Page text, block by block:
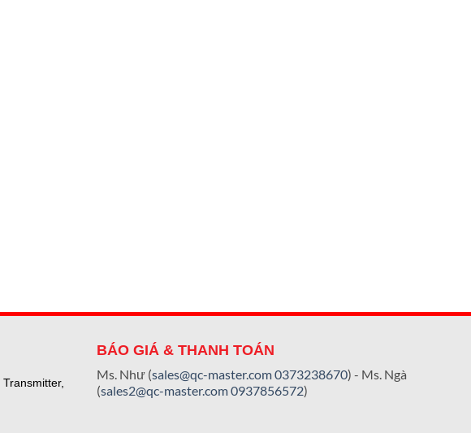
Transmitter,
BÁO GIÁ & THANH TOÁN
Ms. Như (sales@qc-master.com0373238670) - Ms. Ngà
(sales2@qc-master.com0937856572)